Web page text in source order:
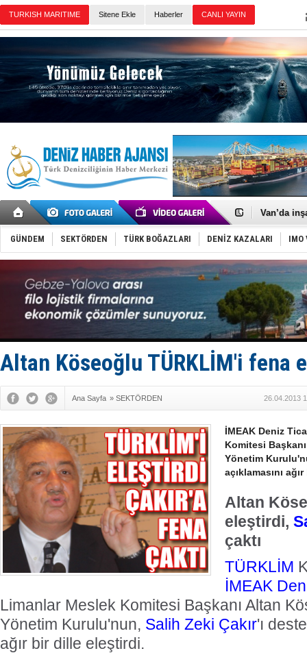
Sitene Ekle Haberler
Van’da
ASEAN ilk
TAYK -
İstanbul
Tersane
İngiliz
FESCO,
DESE,
35 milyon
Yüzyıl
GÜNDEM SEKTÖRDEN TÜRK BOĞAZLARI DENİZ KAZALARI IMO
Altan Köseoğlu TÜRKLİM'i fena
Ana Sayfa » SEKTÖRDEN 26.04.2013
İMEAK Deniz
Komitesi
Yönetim
açıklamasını
Altan
eleştirdi,
çaktı
TÜRKLİM
İMEAK
Limanlar Meslek Komitesi Başkanı Altan
Yönetim Kurulu'nun, Salih Zeki Çakır'ı
ağır bir dille eleştirdi.